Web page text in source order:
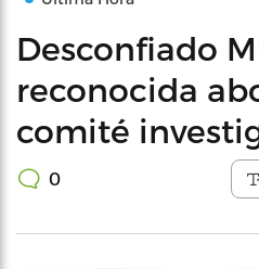
Desconfiado
reconocida
comité
0